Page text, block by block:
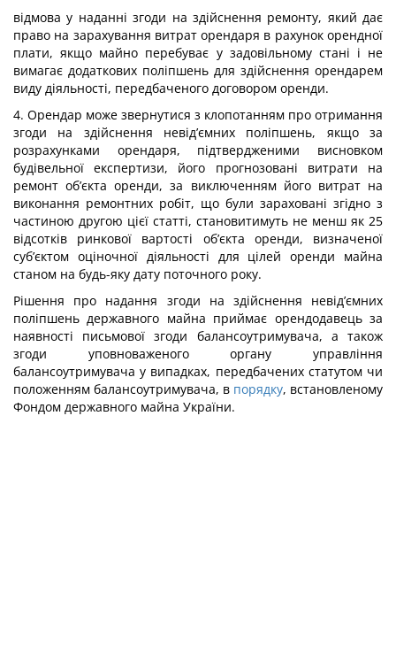
відмова у наданні згоди на здійснення ремонту, який дає
право на зарахування витрат орендаря в рахунок орендної
плати, якщо майно перебуває у задовільному стані і не
вимагає додаткових поліпшень для здійснення орендарем
виду діяльності, передбаченого договором оренди.
4. Орендар може звернутися з клопотанням про отримання
згоди на здійснення невід’ємних поліпшень, якщо за
розрахунками орендаря, підтвердженими висновком
будівельної експертизи, його прогнозовані витрати на
ремонт об’єкта оренди, за виключенням його витрат на
виконання ремонтних робіт, що були зараховані згідно з
частиною другою цієї статті, становитимуть не менш як 25
відсотків ринкової вартості об’єкта оренди, визначеної
суб’єктом оціночної діяльності для цілей оренди майна
станом на будь-яку дату поточного року.
Рішення про надання згоди на здійснення невід’ємних
поліпшень державного майна приймає орендодавець за
наявності письмової згоди балансоутримувача, а також
згоди уповноваженого органу управління
балансоутримувача у випадках, передбачених статутом чи
положенням балансоутримувача, в порядку, встановленому
Фондом державного майна України.